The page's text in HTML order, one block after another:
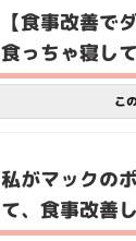
【食事改善で
食っちゃ寝し
こ
私がマックの
て、食事改善